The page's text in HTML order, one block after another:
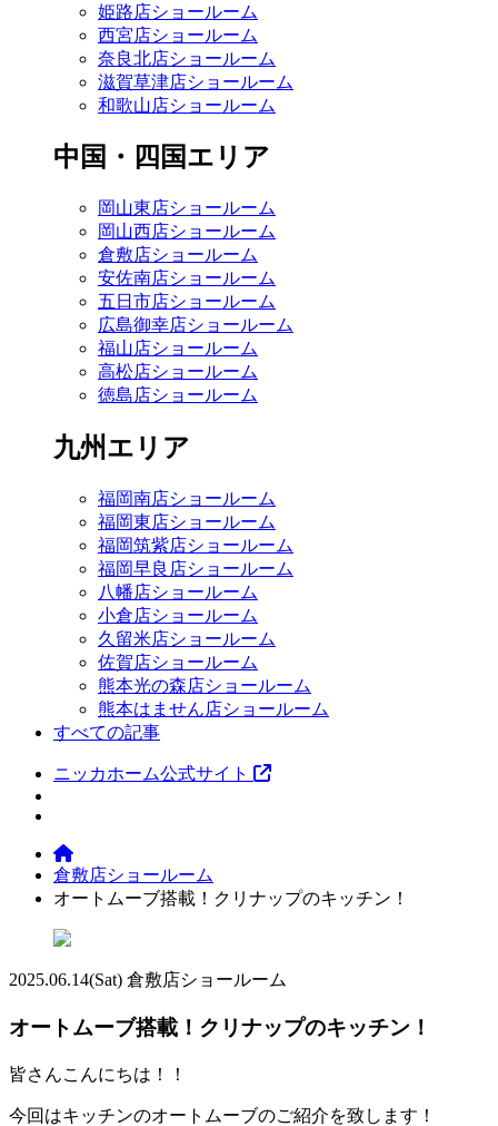
姫路店ショールーム
西宮店ショールーム
奈良北店ショールーム
滋賀草津店ショールーム
和歌山店ショールーム
中国・四国エリア
岡山東店ショールーム
岡山西店ショールーム
倉敷店ショールーム
安佐南店ショールーム
五日市店ショールーム
広島御幸店ショールーム
福山店ショールーム
高松店ショールーム
徳島店ショールーム
九州エリア
福岡南店ショールーム
福岡東店ショールーム
福岡筑紫店ショールーム
福岡早良店ショールーム
八幡店ショールーム
小倉店ショールーム
久留米店ショールーム
佐賀店ショールーム
熊本光の森店ショールーム
熊本はません店ショールーム
すべての記事
ニッカホーム公式サイト
倉敷店ショールーム
オートムーブ搭載！クリナップのキッチン！
2025.06.14(Sat) 倉敷店ショールーム
オートムーブ搭載！クリナップのキッチン！
皆さんこんにちは！！
今回はキッチンのオートムーブのご紹介を致します！